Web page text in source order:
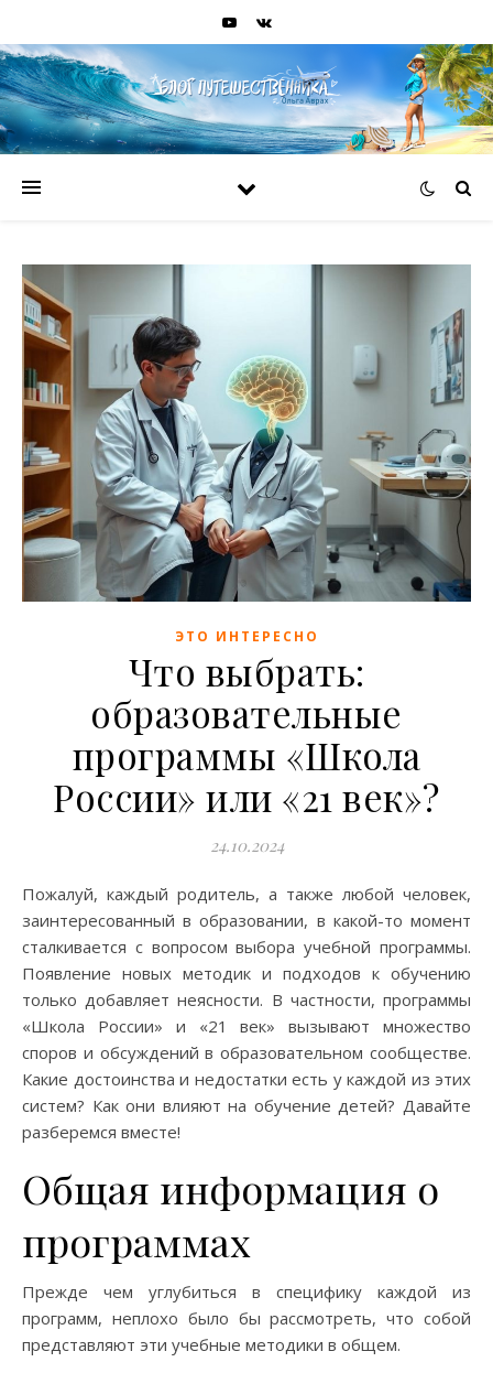
ЭТО ИНТЕРЕСНО
Что выбрать:
образовательные
программы «Школа
России» или «21 век»?
24.10.2024
Пожалуй, каждый родитель, а также любой человек,
заинтересованный в образовании, в какой-то момент
сталкивается с вопросом выбора учебной программы.
Появление новых методик и подходов к обучению
только добавляет неясности. В частности, программы
«Школа России» и «21 век» вызывают множество
споров и обсуждений в образовательном сообществе.
Какие достоинства и недостатки есть у каждой из этих
систем? Как они влияют на обучение детей? Давайте
разберемся вместе!
Общая информация о
программах
Прежде чем углубиться в специфику каждой из
программ, неплохо было бы рассмотреть, что собой
представляют эти учебные методики в общем.